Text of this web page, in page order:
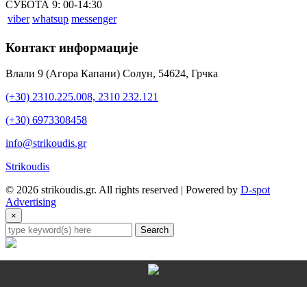
СУБОТА 9: 00-14:30
viber whatsup messenger
Контакт информације
Влали 9 (Агора Капани) Солун, 54624, Грчка
(+30) 2310.225.008, 2310 232.121
(+30) 6973308458
info@strikoudis.gr
Strikoudis
© 2026 strikoudis.gr. All rights reserved | Powered by D-spot
Advertising
×
Search